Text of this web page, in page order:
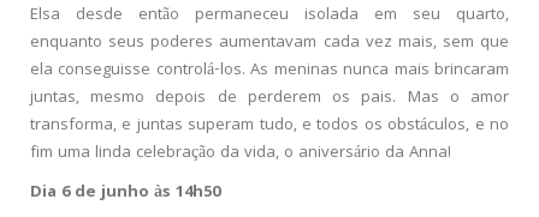
Elsa desde então permaneceu isolada em seu quarto,
enquanto seus poderes aumentavam cada vez mais, sem que
ela conseguisse controlá-los. As meninas nunca mais brincaram
juntas, mesmo depois de perderem os pais. Mas o amor
transforma, e juntas superam tudo, e todos os obstáculos, e no
fim uma linda celebração da vida, o aniversário da Anna!
Dia 6 de junho às 14h50